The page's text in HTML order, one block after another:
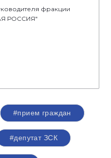
фракции
РОССИЯ"
#прием граждан
#депутат ЗСК